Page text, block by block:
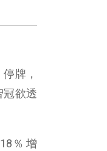
牌，
冠欲透
％ 增